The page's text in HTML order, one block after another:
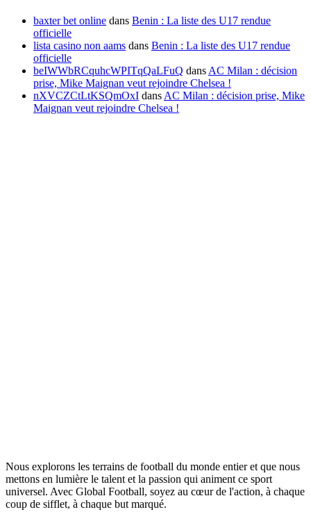
baxter bet online dans Benin : La liste des U17 rendue
officielle
lista casino non aams dans Benin : La liste des U17 rendue
officielle
beIWWbRCquhcWPITqQaLFuQ dans AC Milan : décision
prise, Mike Maignan veut rejoindre Chelsea !
nXVCZCtLtKSQmOxI dans AC Milan : décision prise, Mike
Maignan veut rejoindre Chelsea !
Nous explorons les terrains de football du monde entier et que nous
mettons en lumière le talent et la passion qui animent ce sport
universel. Avec Global Football, soyez au cœur de l'action, à chaque
coup de sifflet, à chaque but marqué.